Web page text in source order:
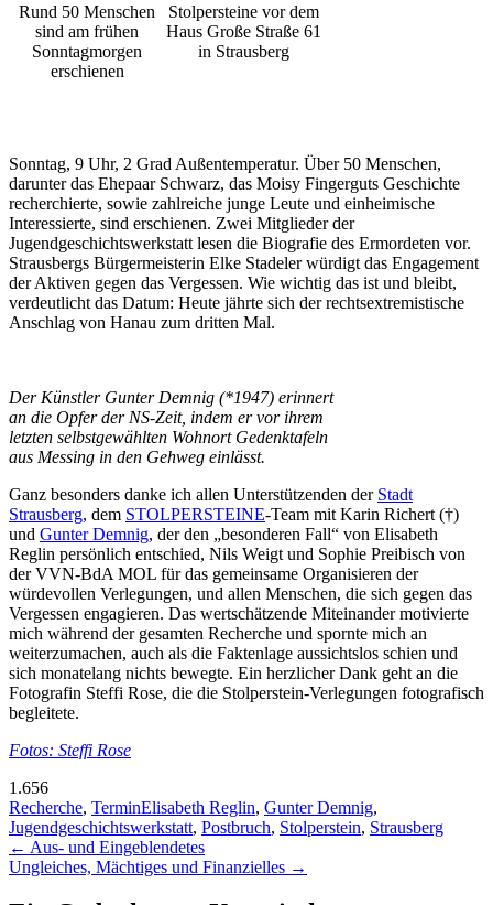
Rund 50 Menschen
sind am frühen
Sonntagmorgen
erschienen
Stolpersteine vor dem
Haus Große Straße 61
in Strausberg
Sonntag, 9 Uhr, 2 Grad Außentemperatur. Über 50 Menschen,
darunter das Ehepaar Schwarz, das Moisy Fingerguts Geschichte
recherchierte, sowie zahlreiche junge Leute und einheimische
Interessierte, sind erschienen. Zwei Mitglieder der
Jugendgeschichtswerkstatt lesen die Biografie des Ermordeten vor.
Strausbergs Bürgermeisterin Elke Stadeler würdigt das Engagement
der Aktiven gegen das Vergessen. Wie wichtig das ist und bleibt,
verdeutlicht das Datum: Heute jährte sich der rechtsextremistische
Anschlag von Hanau zum dritten Mal.
Der Künstler Gunter Demnig (*1947) erinnert
an die Opfer der NS-Zeit, indem er vor ihrem
letzten selbstgewählten Wohnort Gedenktafeln
aus Messing in den Gehweg einlässt.
Ganz besonders danke ich allen Unterstützenden der Stadt
Strausberg, dem STOLPERSTEINE-Team mit Karin Richert (†)
und Gunter Demnig, der den „besonderen Fall“ von Elisabeth
Reglin persönlich entschied, Nils Weigt und Sophie Preibisch von
der VVN-BdA MOL für das gemeinsame Organisieren der
würdevollen Verlegungen, und allen Menschen, die sich gegen das
Vergessen engagieren. Das wertschätzende Miteinander motivierte
mich während der gesamten Recherche und spornte mich an
weiterzumachen, auch als die Faktenlage aussichtslos schien und
sich monatelang nichts bewegte. Ein herzlicher Dank geht an die
Fotografin Steffi Rose, die die Stolperstein-Verlegungen fotografisch
begleitete.
Fotos: Steffi Rose
1.656
Recherche, TerminElisabeth Reglin, Gunter Demnig,
Jugendgeschichtswerkstatt, Postbruch, Stolperstein, Strausberg
Beitragsnavigation
← Aus- und Eingeblendetes
Ungleiches, Mächtiges und Finanzielles →